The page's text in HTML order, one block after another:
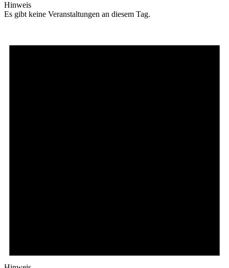
Hinweis
Es gibt keine Veranstaltungen an diesem Tag.